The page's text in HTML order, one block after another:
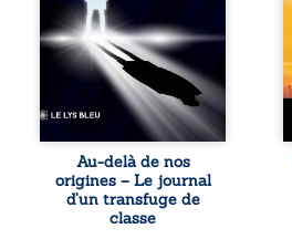
armes de survie, le
moteur d’une
lente ascension
sociale. S’arracher
à ses racines
exige pourtant un
prix invisible. Pris
entre deux
mondes, l’homme
réalise que les
succès
professionnels ne
Au-delà de nos
origines – Le journal
d’un transfuge de
classe